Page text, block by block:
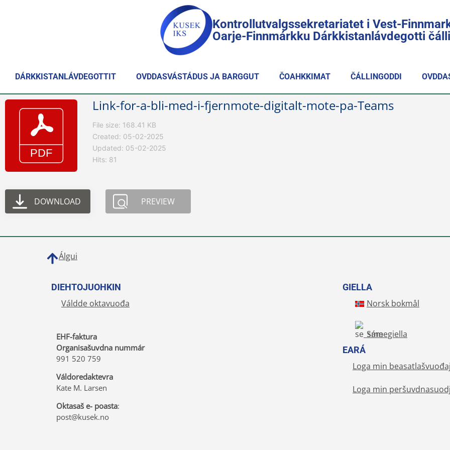
Kontrollutvalgssekretariatet i Vest-
Oarje-Finnmárkku Dárkkistanlávdegotti
DÁRKKISTANLÁVDEGOTTIT OVDDASVÁSTÁDUS JA BARGGUT ČOAHKKIMAT ČÁLLINGODDI
Link-for-a-bli-med-i-fjernmote-digitalt-mote-pa-Teams
File size: 168.41 KB
Created: 05-02-2025
Updated: 05-02-2025
Hits: 81
DOWNLOAD PREVIEW
Álgui
DIEHTOJUOHKIN
Váldde oktavuođa
EHF-faktura
Organisašuvdna nummár
991 520 759
Váldoredaktevra
Kate M. Larsen
Oktasaš e- poasta:
post@kusek.no
GIELLA
Norsk bokmål
Sámegiella
EARÁ
Loga min
Loga min